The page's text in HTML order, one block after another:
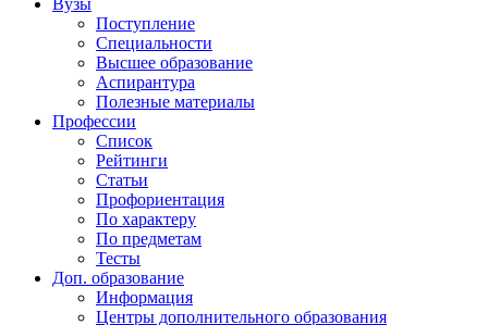
Вузы
Поступление
Специальности
Высшее образование
Аспирантура
Полезные материалы
Профессии
Список
Рейтинги
Статьи
Профориентация
По характеру
По предметам
Тесты
Доп. образование
Информация
Центры дополнительного образования